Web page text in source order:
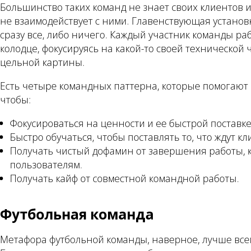
Большинство таких команд не знает своих клиентов
не взаимодействует с ними. Главенствующая
сразу все, либо ничего. Каждый участник команды
колодце, фокусируясь на какой-то своей
цельной картины.
Есть четыре командных паттерна, которые помогают
чтобы:
Фокусироваться на ценности и ее быстрой
Быстро обучаться, чтобы поставлять то, что ждут
Получать чистый дофамин от завершения работы,
пользователям.
Получать кайф от совместной командной работы.
Футбольная команда
Метафора футбольной команды, наверное, лучше